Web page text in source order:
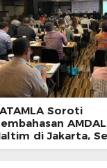
Soroti
di Jakarta,
Cacat